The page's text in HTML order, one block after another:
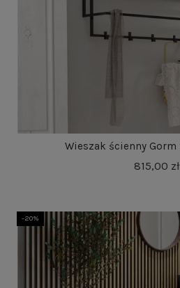
Wieszak ścienny Gorm
815,00 zł
-20%